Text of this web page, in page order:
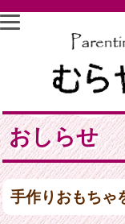
おしらせ
手作りおもちゃ